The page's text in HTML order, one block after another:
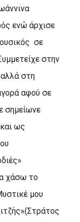
ενώ άρχισε
σε
στην
στη
αφού σε
σημείωνε
ως
χάσω το
μου